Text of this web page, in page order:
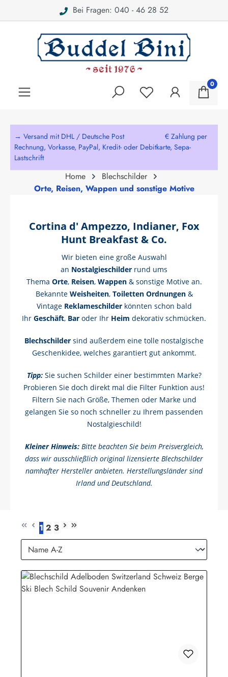
Bei Fragen: 040 - 46 28 52
0
→ Versand mit DHL / Deutsche Post € Zahlung per
Rechnung, Vorkasse, PayPal, Kredit- oder Debitkarte, Sepa-
Lastschrift
Home
Blechschilder
Orte, Reisen, Wappen und sonstige Motive
Cortina d' Ampezzo, Indianer, Fox
Hunt Breakfast & Co.
Wir bieten eine große Auswahl
an Nostalgieschilder rund ums
Thema Orte, Reisen, Wappen& sonstige Motive an.
Bekannte Weisheiten, Toiletten Ordnungen&
Vintage Reklameschilderkönnten schon bald
Ihr Geschäft, Bar oder Ihr Heim dekorativ schmücken.
Blechschilder sind außerdem eine tolle nostalgische
Geschenkidee, welches garantiert gut ankommt.
Tipp:Sie suchen Schilder einer bestimmten Marke?
Probieren Sie doch direkt mal die Filter Funktion aus!
Filtern Sie nach Größe, Themen oder Marke und
gelangen Sie so noch schneller zu Ihrem passenden
Nostalgieschild!
Kleiner Hinweis:Bitte beachten Sie beim Preisvergleich,
dass wir ausschließlich original lizensierte Blechschilder
namhafter Hersteller anbieten. Herstellungsländer sind
Irland und Deutschland.
Seite
1 Seite
2 Seite
3